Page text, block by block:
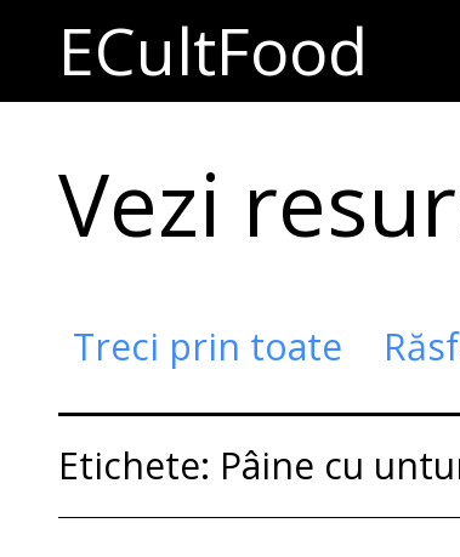
ECultFood
Vezi
Treci prin toate
Etichete: Pâine cu